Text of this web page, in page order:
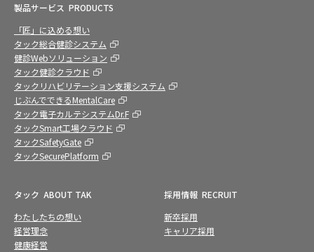
製品サービス PRODUCTS
「匠」に込める想い
タック総合健診システム
健診Webソリューション
タック健診クラウド
タックリハビリテーション支援システム
じぶんでできるMentalCare
タック電子カルテシステムDr.F
タックSmart工場クラウド
タックSafetyGate
タックSecurePlatform
タック ABOUT TAK
わたしたちの想い
経営理念
健康経営
採用情報 RECRUIT
新卒採用
キャリア採用